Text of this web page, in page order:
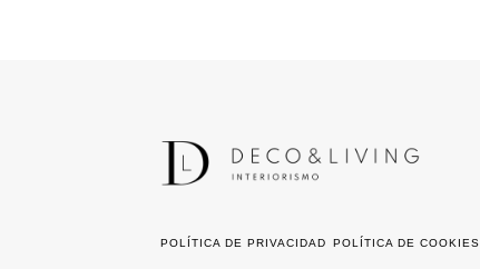
POLÍTICA DE PRIVACIDAD POLÍTICA DE COOKIES